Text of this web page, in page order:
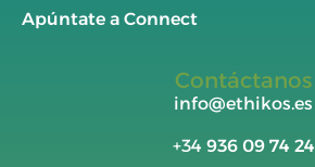
Apúntate a Connect
Contáctanos
info@ethikos.es
+34 936 09 74 24